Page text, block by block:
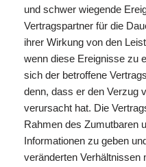
und schwer wiegende
Vertragspartner für die
ihrer Wirkung von den
wenn diese Ereignisse zu
sich der betroffene
denn, dass er den Verzug
verursacht hat. Die
Rahmen des Zumutbaren
Informationen zu geben
veränderten Verhältnissen